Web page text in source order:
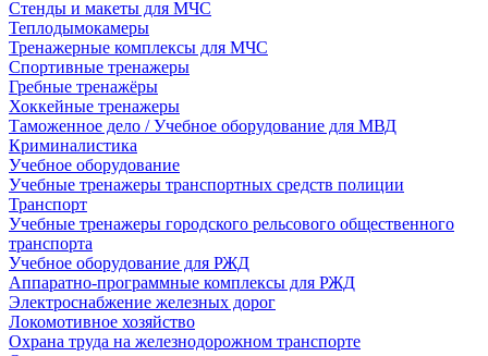
Стенды и макеты для МЧС
Теплодымокамеры
Тренажерные комплексы для МЧС
Спортивные тренажеры
Гребные тренажёры
Хоккейные тренажеры
Таможенное дело / Учебное оборудование для МВД
Криминалистика
Учебное оборудование
Учебные тренажеры транспортных средств полиции
Транспорт
Учебные тренажеры городского рельсового общественного
транспорта
Учебное оборудование для РЖД
Аппаратно-программные комплексы для РЖД
Электроснабжение железных дорог
Локомотивное хозяйство
Охрана труда на железнодорожном транспорте